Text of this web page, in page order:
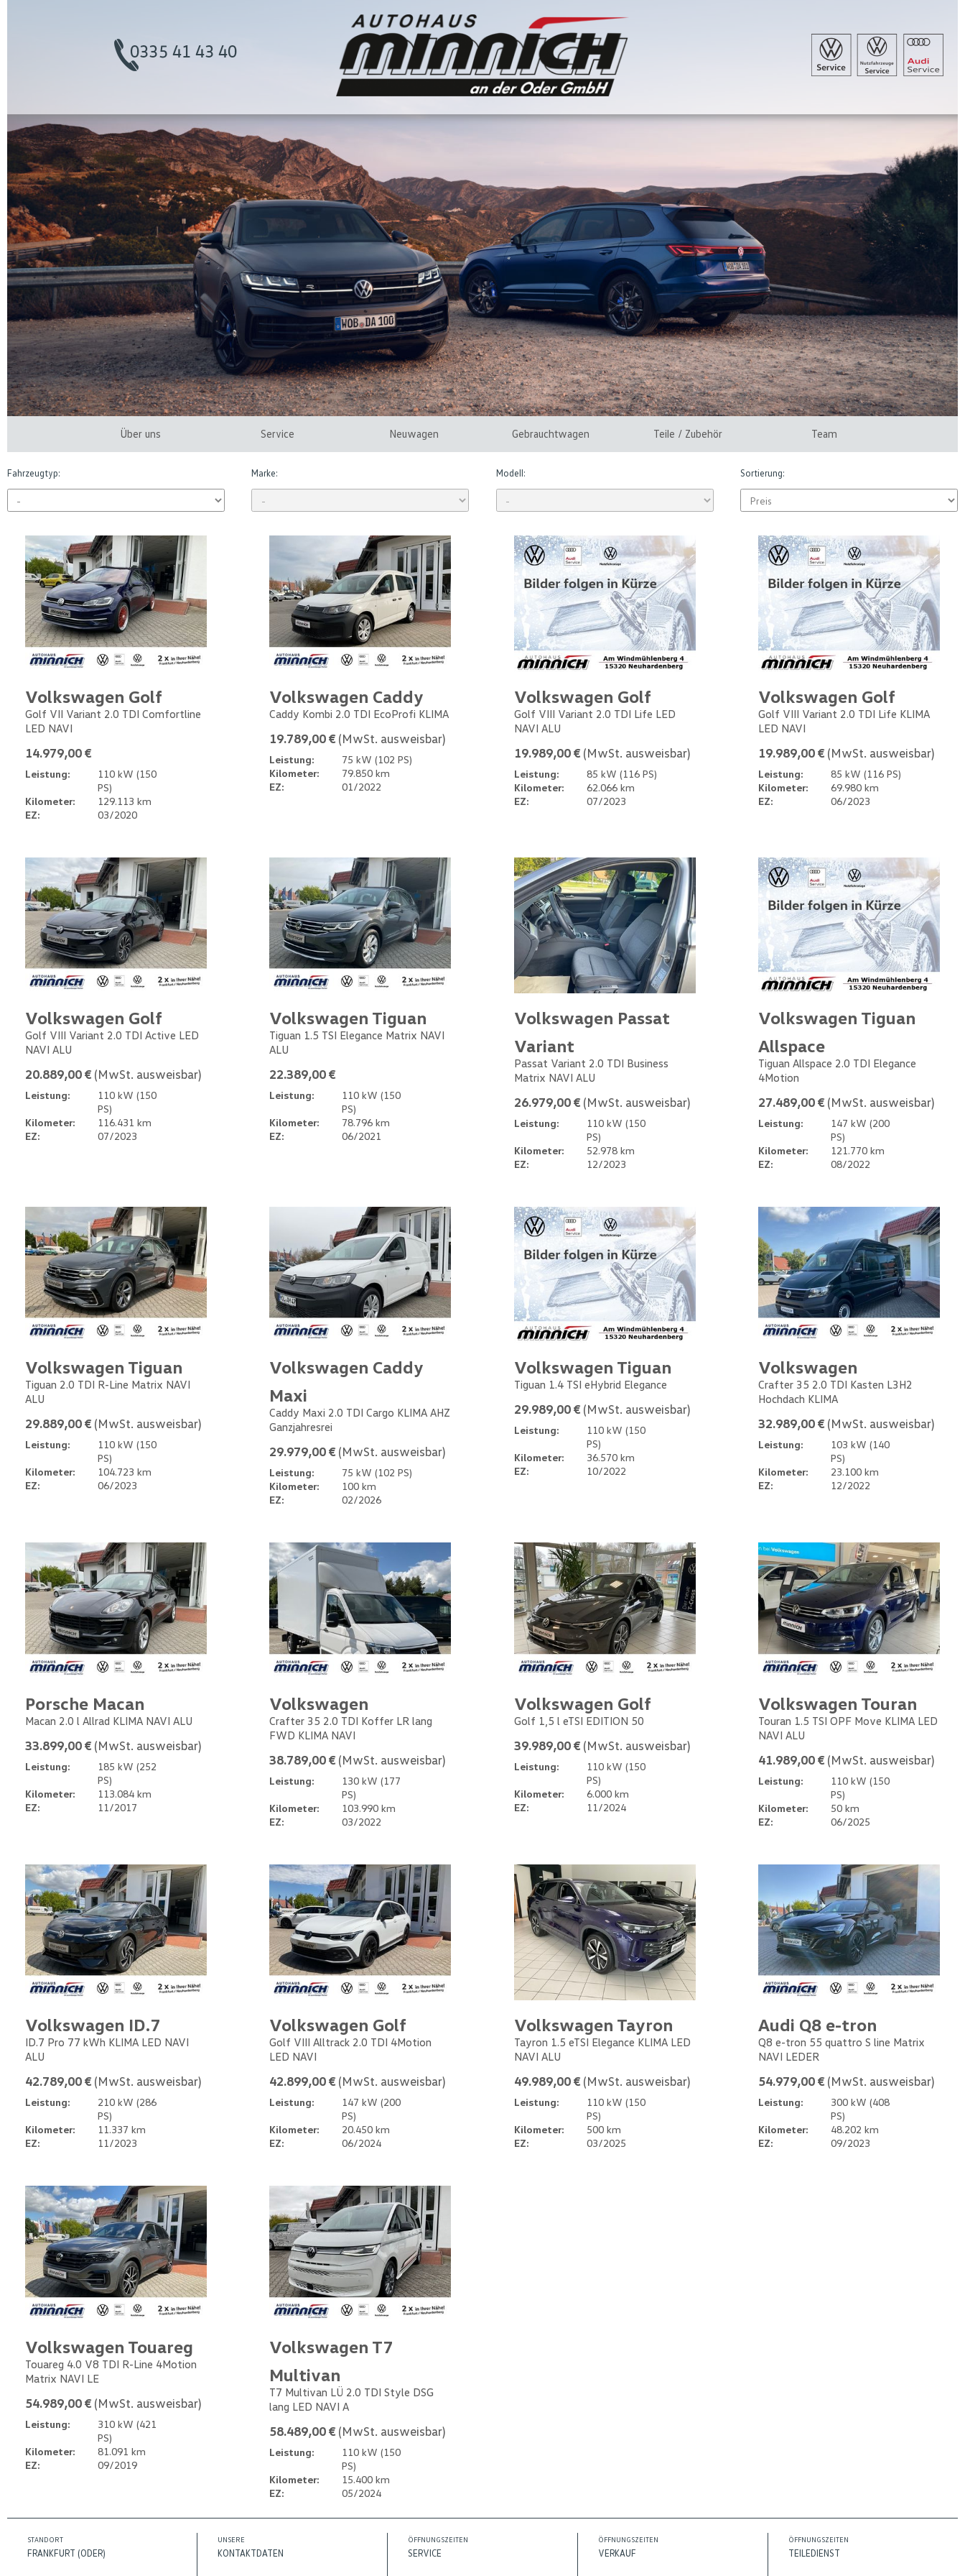
Über uns Service Neuwagen Gebrauchtwagen Teile / Zubehör Team
Fahrzeugtyp: Marke: Modell: Sortierung:
Volkswagen Golf
Golf VII Variant 2.0 TDI Comfortline
LED NAVI
14.979,00 €
Leistung:
110 kW (150
PS)
Kilometer:
129.113 km
EZ:
03/2020
Volkswagen Caddy
Caddy Kombi 2.0 TDI EcoProfi KLIMA
19.789,00 € (MwSt. ausweisbar)
Leistung:
75 kW (102 PS)
Kilometer:
79.850 km
EZ:
01/2022
Volkswagen Golf
Golf VIII Variant 2.0 TDI Life LED
NAVI ALU
19.989,00 € (MwSt. ausweisbar)
Leistung:
85 kW (116 PS)
Kilometer:
62.066 km
EZ:
07/2023
Volkswagen Golf
Golf VIII Variant 2.0 TDI Life KLIMA
LED NAVI
19.989,00 € (MwSt. ausweisbar)
Leistung:
85 kW (116 PS)
Kilometer:
69.980 km
EZ:
06/2023
Volkswagen Golf
Golf VIII Variant 2.0 TDI Active LED
NAVI ALU
20.889,00 € (MwSt. ausweisbar)
Leistung:
110 kW (150
PS)
Kilometer:
116.431 km
EZ:
07/2023
Volkswagen Tiguan
Tiguan 1.5 TSI Elegance Matrix NAVI
ALU
22.389,00 €
Leistung:
110 kW (150
PS)
Kilometer:
78.796 km
EZ:
06/2021
Volkswagen Passat
Variant
Passat Variant 2.0 TDI Business
Matrix NAVI ALU
26.979,00 € (MwSt. ausweisbar)
Leistung:
110 kW (150
PS)
Kilometer:
52.978 km
EZ:
12/2023
Volkswagen Tiguan
Allspace
Tiguan Allspace 2.0 TDI Elegance
4Motion
27.489,00 € (MwSt. ausweisbar)
Leistung:
147 kW (200
PS)
Kilometer:
121.770 km
EZ:
08/2022
Volkswagen Tiguan
Tiguan 2.0 TDI R-Line Matrix NAVI
ALU
29.889,00 € (MwSt. ausweisbar)
Leistung:
110 kW (150
PS)
Kilometer:
104.723 km
EZ:
06/2023
Volkswagen Caddy
Maxi
Caddy Maxi 2.0 TDI Cargo KLIMA AHZ
Ganzjahresrei
29.979,00 € (MwSt. ausweisbar)
Leistung:
75 kW (102 PS)
Kilometer:
100 km
EZ:
02/2026
Volkswagen Tiguan
Tiguan 1.4 TSI eHybrid Elegance
29.989,00 € (MwSt. ausweisbar)
Leistung:
110 kW (150
PS)
Kilometer:
36.570 km
EZ:
10/2022
Volkswagen
Crafter 35 2.0 TDI Kasten L3H2
Hochdach KLIMA
32.989,00 € (MwSt. ausweisbar)
Leistung:
103 kW (140
PS)
Kilometer:
23.100 km
EZ:
12/2022
Porsche Macan
Macan 2.0 l Allrad KLIMA NAVI ALU
33.899,00 € (MwSt. ausweisbar)
Leistung:
185 kW (252
PS)
Kilometer:
113.084 km
EZ:
11/2017
Volkswagen
Crafter 35 2.0 TDI Koffer LR lang
FWD KLIMA NAVI
38.789,00 € (MwSt. ausweisbar)
Leistung:
130 kW (177
PS)
Kilometer:
103.990 km
EZ:
03/2022
Volkswagen Golf
Golf 1,5 l eTSI EDITION 50
39.989,00 € (MwSt. ausweisbar)
Leistung:
110 kW (150
PS)
Kilometer:
6.000 km
EZ:
11/2024
Volkswagen Touran
Touran 1.5 TSI OPF Move KLIMA LED
NAVI ALU
41.989,00 € (MwSt. ausweisbar)
Leistung:
110 kW (150
PS)
Kilometer:
50 km
EZ:
06/2025
Volkswagen ID.7
ID.7 Pro 77 kWh KLIMA LED NAVI
ALU
42.789,00 € (MwSt. ausweisbar)
Leistung:
210 kW (286
PS)
Kilometer:
11.337 km
EZ:
11/2023
Volkswagen Golf
Golf VIII Alltrack 2.0 TDI 4Motion
LED NAVI
42.899,00 € (MwSt. ausweisbar)
Leistung:
147 kW (200
PS)
Kilometer:
20.450 km
EZ:
06/2024
Volkswagen Tayron
Tayron 1.5 eTSI Elegance KLIMA LED
NAVI ALU
49.989,00 € (MwSt. ausweisbar)
Leistung:
110 kW (150
PS)
Kilometer:
500 km
EZ:
03/2025
Audi Q8 e-tron
Q8 e-tron 55 quattro S line Matrix
NAVI LEDER
54.979,00 € (MwSt. ausweisbar)
Leistung:
300 kW (408
PS)
Kilometer:
48.202 km
EZ:
09/2023
Volkswagen Touareg
Touareg 4.0 V8 TDI R-Line 4Motion
Matrix NAVI LE
54.989,00 € (MwSt. ausweisbar)
Leistung:
310 kW (421
PS)
Kilometer:
81.091 km
EZ:
09/2019
Volkswagen T7
Multivan
T7 Multivan LÜ 2.0 TDI Style DSG
lang LED NAVI A
58.489,00 € (MwSt. ausweisbar)
Leistung:
110 kW (150
PS)
Kilometer:
15.400 km
EZ:
05/2024
STANDORT
FRANKFURT (ODER)
UNSERE
KONTAKTDATEN
ÖFFNUNGSZEITEN
SERVICE
ÖFFNUNGSZEITEN
VERKAUF
ÖFFNUNGSZEITEN
TEILEDIENST